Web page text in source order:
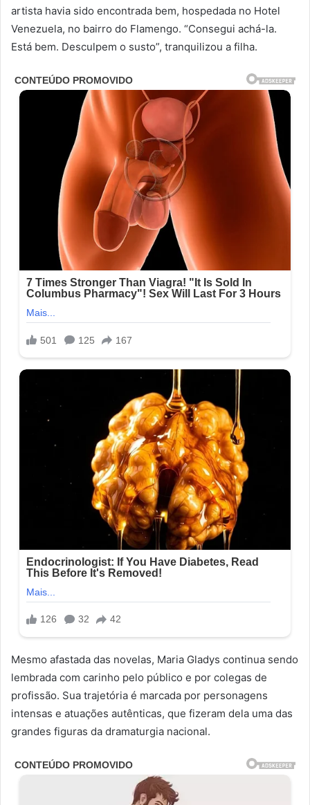
artista havia sido encontrada bem, hospedada no Hotel
Venezuela, no bairro do Flamengo. “Consegui achá-la.
Está bem. Desculpem o susto”, tranquilizou a filha.
Mesmo afastada das novelas, Maria Gladys continua sendo
lembrada com carinho pelo público e por colegas de
profissão. Sua trajetória é marcada por personagens
intensas e atuações autênticas, que fizeram dela uma das
grandes figuras da dramaturgia nacional.